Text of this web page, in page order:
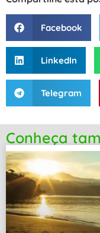
Facebook
LinkedIn
Telegram
Conheça